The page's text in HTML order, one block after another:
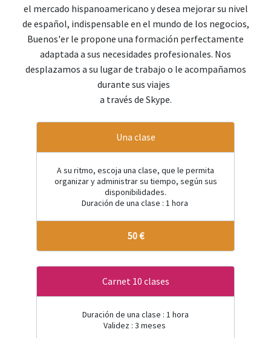
el mercado hispanoamericano y desea mejorar su nivel
de español, indispensable en el mundo de los negocios,
Buenos'er le propone una formación perfectamente
adaptada a sus necesidades profesionales. Nos
desplazamos a su lugar de trabajo o le acompañamos
durante sus viajes
a través de Skype.
Una clase
A su ritmo, escoja una clase, que le permita
organizar y administrar su tiempo, según sus
disponibilidades.
Duración de una clase : 1 hora
50 €
Carnet 10 clases
Duración de una clase : 1 hora
Validez : 3 meses